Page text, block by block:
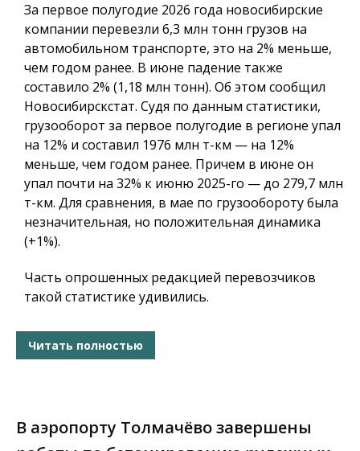
За первое полугодие 2026 года новосибирские
компании перевезли 6,3 млн тонн грузов на
автомобильном транспорте, это на 2% меньше,
чем годом ранее. В июне падение также
составило 2% (1,18 млн тонн). Об этом сообщил
Новосибирскстат. Судя по данным статистики,
грузооборот за первое полугодие в регионе упал
на 12% и составил 1976 млн т-км — на 12%
меньше, чем годом ранее. Причем в июне он
упал почти на 32% к июню 2025-го — до 279,7 млн
т-км. Для сравнения, в мае по грузообороту была
незначительная, но положительная динамика
(+1%).
Часть опрошенных редакцией перевозчиков
такой статистике удивились.
Читать полностью
В аэропорту Толмачёво завершены